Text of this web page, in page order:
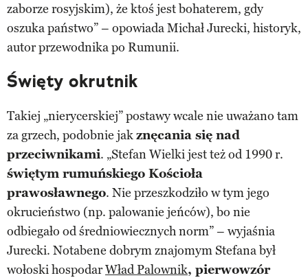
zaborze rosyjskim), że ktoś jest bohaterem, gdy
oszuka państwo” – opowiada Michał Jurecki, historyk,
autor przewodnika po Rumunii.
Święty okrutnik
Takiej „nierycerskiej” postawy wcale nie uważano tam
za grzech, podobnie jakznęcania się nad
przeciwnikami. „Stefan Wielki jest też od 1990 r.
świętym rumuńskiego Kościoła
prawosławnego. Nie przeszkodziło w tym jego
okrucieństwo (np. palowanie jeńców), bo nie
odbiegało od średniowiecznych norm” – wyjaśnia
Jurecki. Notabene dobrym znajomym Stefana był
wołoski hospodarWład Palownik, pierwowzór